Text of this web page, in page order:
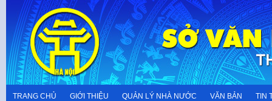
content
TRANG CHỦ GIỚI THIỆU QUẢN LÝ NHÀ NƯỚC VĂN BẢN TIN